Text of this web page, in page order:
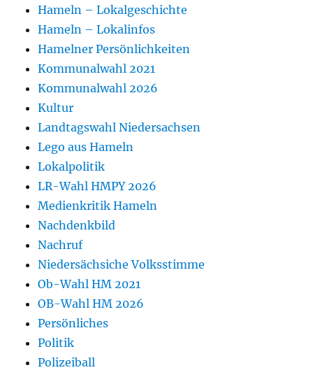
Hameln – Lokalgeschichte
Hameln – Lokalinfos
Hamelner Persönlichkeiten
Kommunalwahl 2021
Kommunalwahl 2026
Kultur
Landtagswahl Niedersachsen
Lego aus Hameln
Lokalpolitik
LR-Wahl HMPY 2026
Medienkritik Hameln
Nachdenkbild
Nachruf
Niedersächsiche Volksstimme
Ob-Wahl HM 2021
OB-Wahl HM 2026
Persönliches
Politik
Polizeiball